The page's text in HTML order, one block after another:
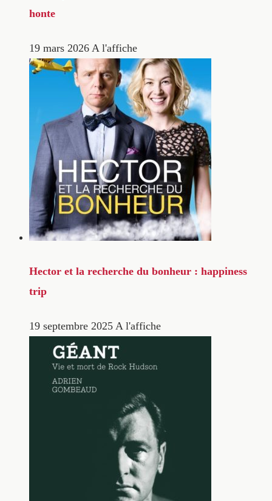
honte
19 mars 2026 A l'affiche
Hector et la recherche du bonheur : happiness
trip
19 septembre 2025 A l'affiche